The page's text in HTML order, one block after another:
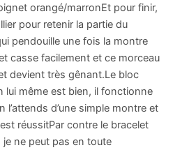
orangé/marronEt pour finir,
pour retenir la partie du
pendouille une fois la montre
casse facilement et ce morceau
devient très gênant.Le bloc
lui même est bien, il fonctionne
l’attends d’une simple montre et
réussitPar contre le bracelet
je ne peut pas en toute